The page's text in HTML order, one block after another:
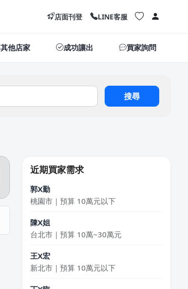
店面刊登 LINE客服
其他店家 成功讓出 買家詢問
搜尋
近期買家需求
郭X勤
桃園市｜預算 10萬元以下
陳X姐
台北市｜預算 10萬~30萬元
王X宏
新北市｜預算 10萬元以下
丁X臨